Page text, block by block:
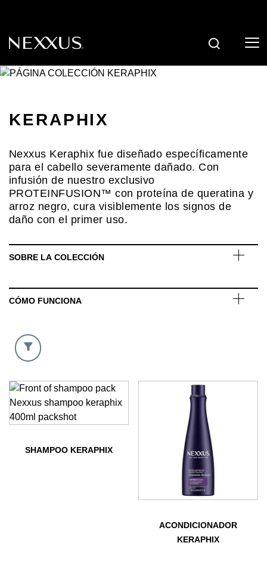
BUSCAR
KERAPHIX
Nexxus Keraphix fue diseñado específicamente
para el cabello severamente dañado. Con
infusión de nuestro exclusivo
PROTEINFUSION™ con proteína de queratina y
arroz negro, cura visiblemente los signos de
daño con el primer uso.
SOBRE LA COLECCIÓN
CÓMO FUNCIONA
SHAMPOO KERAPHIX
ACONDICIONADOR
KERAPHIX